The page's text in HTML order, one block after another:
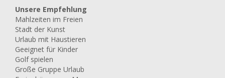
Unsere Empfehlung
Mahlzeiten im Freien
Stadt der Kunst
Urlaub mit Haustieren
Geeignet für Kinder
Golf spielen
Große Gruppe Urlaub